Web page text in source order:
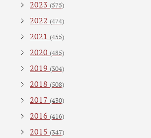
2023 (575)
2022 (474)
2021 (455)
2020 (485)
2019 (304)
2018 (508)
2017 (430)
2016 (416)
2015 (347)